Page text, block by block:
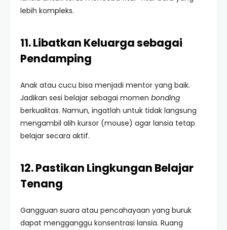
lebih kompleks.
11. Libatkan Keluarga sebagai
Pendamping
Anak atau cucu bisa menjadi mentor yang baik.
Jadikan sesi belajar sebagai momen bonding
berkualitas. Namun, ingatlah untuk tidak langsung
mengambil alih kursor (mouse) agar lansia tetap
belajar secara aktif.
12. Pastikan Lingkungan Belajar
Tenang
Gangguan suara atau pencahayaan yang buruk
dapat mengganggu konsentrasi lansia. Ruang